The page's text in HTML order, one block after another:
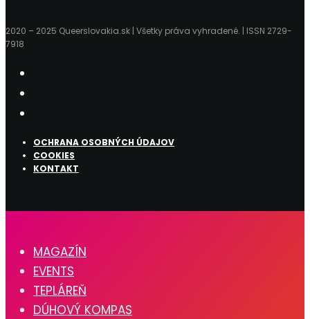
2020 – 2025 Queerslovakia.sk | Všetky práva vyhradené. | ISSN 2729-
7918
OCHRANA OSOBNÝCH ÚDAJOV
COOKIES
KONTAKT
MAGAZÍN
EVENTS
TEPLÁREŇ
DÚHOVÝ KOMPAS